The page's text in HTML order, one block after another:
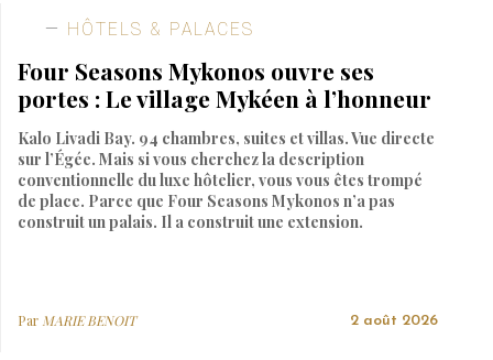
HÔTELS & PALACES
Four Seasons Mykonos ouvre ses
portes : Le village Mykéen à l’honneur
Kalo Livadi Bay. 94 chambres, suites et villas. Vue directe
sur l’Égée. Mais si vous cherchez la description
conventionnelle du luxe hôtelier, vous vous êtes trompé
de place. Parce que Four Seasons Mykonos n’a pas
construit un palais. Il a construit une extension.
Par MARIE BENOIT 2 août 2026